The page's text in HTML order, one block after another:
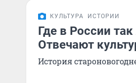
КУЛЬТУРА ИСТОРИИ
Где в России
Отвечают
История